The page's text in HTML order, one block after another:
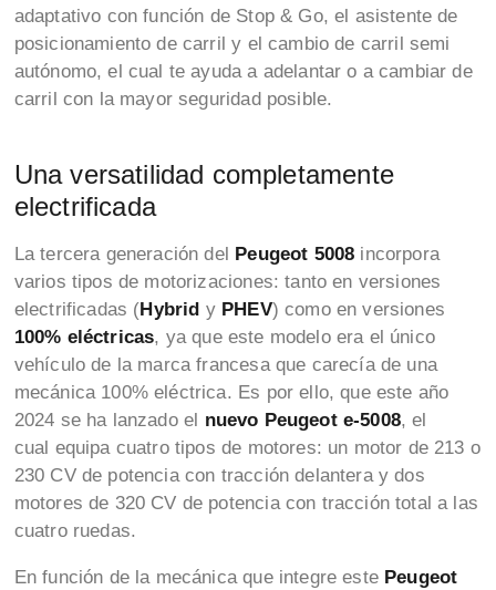
adaptativo con función de Stop & Go, el asistente de
posicionamiento de carril y el cambio de carril semi
autónomo, el cual te ayuda a adelantar o a cambiar de
carril con la mayor seguridad posible.
Una versatilidad completamente
electrificada
La tercera generación del Peugeot 5008 incorpora
varios tipos de motorizaciones: tanto en versiones
electrificadas (Hybrid y PHEV) como en versiones
100% eléctricas, ya que este modelo era el único
vehículo de la marca francesa que carecía de una
mecánica 100% eléctrica. Es por ello, que este año
2024 se ha lanzado el nuevo Peugeot e-5008, el
cual equipa cuatro tipos de motores: un motor de 213 o
230 CV de potencia con tracción delantera y dos
motores de 320 CV de potencia con tracción total a las
cuatro ruedas.
En función de la mecánica que integre este Peugeot